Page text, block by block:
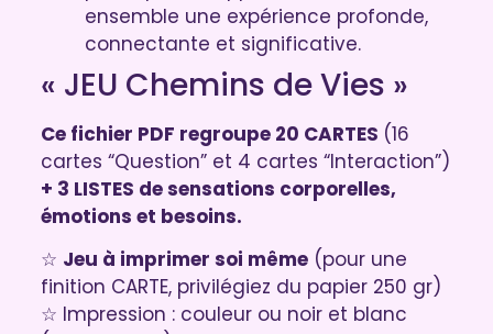
ensemble une expérience profonde,
connectante et significative.
« JEU Chemins de Vies »
Ce fichier PDF regroupe 20 CARTES (16
cartes “Question” et 4 cartes “Interaction”)
+ 3 LISTES de sensations corporelles,
émotions et besoins.
☆ Jeu à imprimer soi même (pour une
finition CARTE, privilégiez du papier 250 gr)
☆ Impression : couleur ou noir et blanc